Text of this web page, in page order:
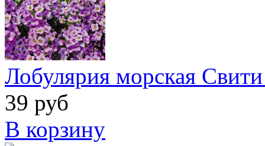
Лобулярия морская
39 руб
В корзину